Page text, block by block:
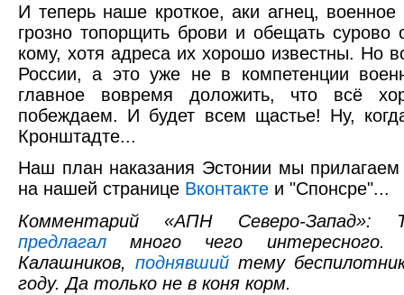
И теперь наше кроткое, аки агнец, военное
грозно топорщить брови и обещать сурово
кому, хотя адреса их хорошо известны. Но
России, а это уже не в компетенции
главное вовремя доложить, что всё
побеждаем. И будет всем щастье! Ну,
Кронштадте...
Наш план наказания Эстонии мы
на нашей странице Вконтакте и "Спонсре"...
Комментарий «АПН Северо-Запад»:
предлагал много чего
Калашников, поднявший тему
году. Да только не в коня корм.